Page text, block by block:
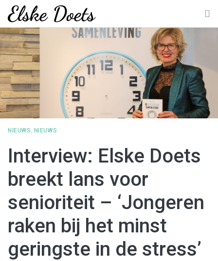
Skip
content
NIEUWS NIEUWS
Interview: Elske Doets
breekt lans voor
senioriteit – ‘Jongeren
raken bij het minst
geringste in de stress’